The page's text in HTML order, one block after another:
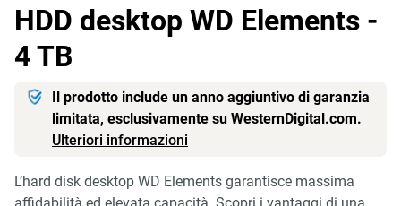
HDD desktop WD Elements -
4 TB
Il prodotto include un anno aggiuntivo di garanzia
limitata, esclusivamente su WesternDigital.com.
Ulteriori informazioni
L’hard disk desktop WD Elements garantisce massima